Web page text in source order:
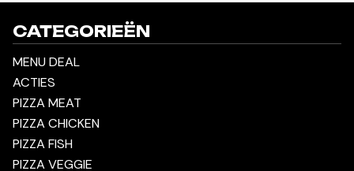
CATEGORIEËN
MENU DEAL
ACTIES
PIZZA MEAT
PIZZA CHICKEN
PIZZA FISH
PIZZA VEGGIE